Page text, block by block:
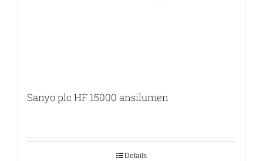
Sanyo plc HF 15000 ansilumen
Details